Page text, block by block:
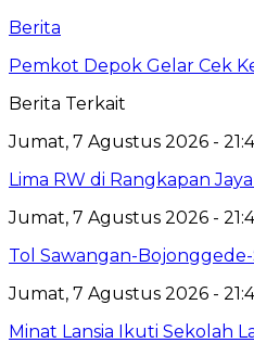
Berita
Pemkot Depok Gelar Cek
Berita Terkait
Jumat, 7 Agustus 2026 -
Lima RW di Rangkapan
Jumat, 7 Agustus 2026 -
Tol Sawangan-
Jumat, 7 Agustus 2026 -
Minat Lansia Ikuti Sekolah